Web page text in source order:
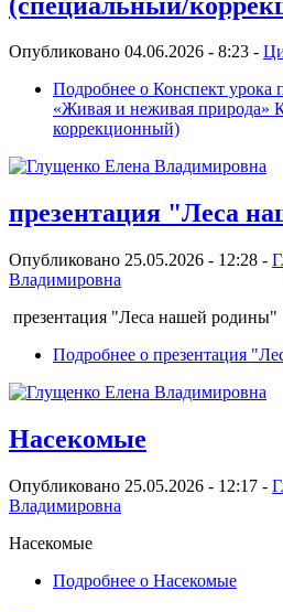
Опубликовано 04.06.2026 - 8:23 -
Подробнее о Конспект урока
«Живая и неживая природа»
коррекционный)
презентация "Леса
Опубликовано 25.05.2026 - 12:28 -
Владимировна
презентация "Леса нашей родины"
Подробнее о презентация
Насекомые
Опубликовано 25.05.2026 - 12:17 -
Владимировна
Насекомые
Подробнее о Насекомые